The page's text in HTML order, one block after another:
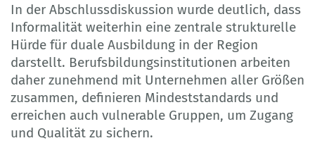
In der Abschlussdiskussion wurde deutlich, dass
Informalität weiterhin eine zentrale strukturelle
Hürde für duale Ausbildung in der Region
darstellt. Berufsbildungsinstitutionen arbeiten
daher zunehmend mit Unternehmen aller Größen
zusammen, definieren Mindeststandards und
erreichen auch vulnerable Gruppen, um Zugang
und Qualität zu sichern.